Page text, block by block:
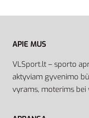
APIE MUS
VLSport.lt – sporto
aktyviam gyvenimo
vyrams, moterims bei